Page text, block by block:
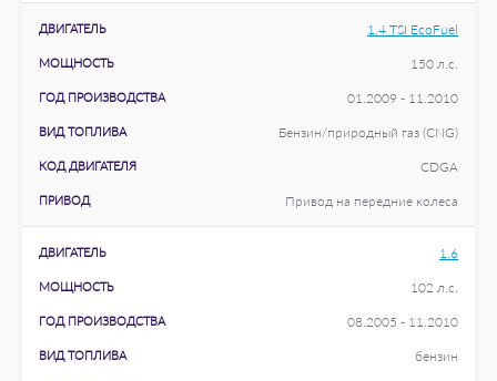
ДВИГАТЕЛЬ 1.4 TSI EcoFuel
МОЩНОСТЬ 150 л.с.
ГОД ПРОИЗВОДСТВА 01.2009 - 11.2010
ВИД ТОПЛИВА Бензин/природный газ (CNG)
КОД ДВИГАТЕЛЯ CDGA
ПРИВОД Привод на передние колеса
ДВИГАТЕЛЬ 1.6
МОЩНОСТЬ 102 л.с.
ГОД ПРОИЗВОДСТВА 08.2005 - 11.2010
ВИД ТОПЛИВА бензин